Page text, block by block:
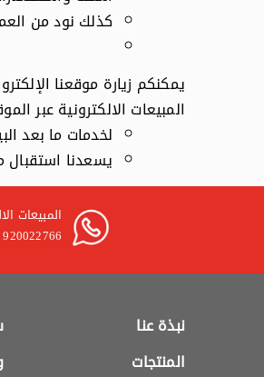
كذلك نود من
يمكنكم زيارة موقعنا
المبيعات الالكترونية عبر
لخدمات ما بعد البيع
يسعدنا استقبال
المبيعات
920022766
نبذة عنا
المنتجات